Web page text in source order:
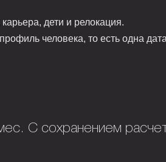
карьера, дети и релокация.
человека, то есть одна
С сохранением